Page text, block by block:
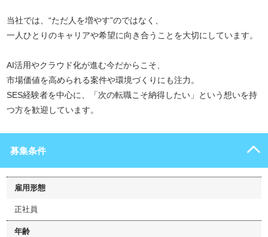
当社では、“ただ人を増やす”のではなく、
一人ひとりのキャリアや希望に向き合うことを大切にしています。
AI活用やクラウド化が進む今だからこそ、
市場価値を高められる案件や環境づくりにも注力。
SES経験者を中心に、「次の転職こそ納得したい」という想いを持
つ方を歓迎しています。
募集条件
雇用形態
正社員
年齢